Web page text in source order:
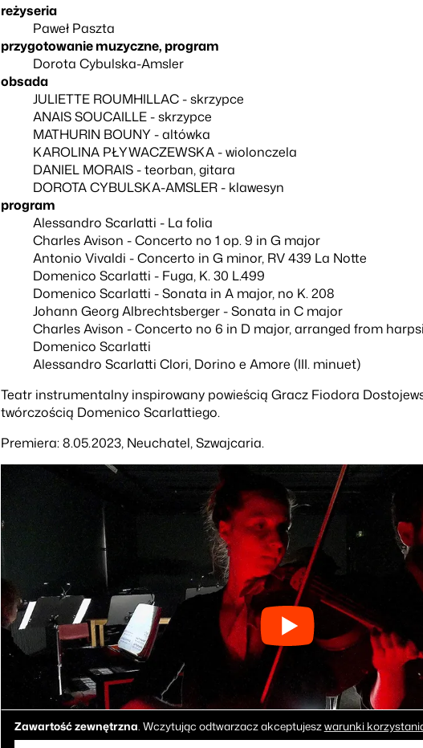
reżyseria
Paweł Paszta
przygotowanie muzyczne, program
Dorota Cybulska-Amsler
obsada
JULIETTE ROUMHILLAC - skrzypce
ANAIS SOUCAILLE - skrzypce
MATHURIN BOUNY - altówka
KAROLINA PŁYWACZEWSKA - wiolonczela
DANIEL MORAIS - teorban, gitara
DOROTA CYBULSKA-AMSLER - klawesyn
program
Alessandro Scarlatti - La folia
Charles Avison - Concerto no 1 op. 9 in G major
Antonio Vivaldi - Concerto in G minor, RV 439 La Notte
Domenico Scarlatti - Fuga, K. 30 L.499
Domenico Scarlatti - Sonata in A major, no K. 208
Johann Georg Albrechtsberger - Sonata in C major
Charles Avison - Concerto no 6 in D major, arranged from
Domenico Scarlatti
Alessandro Scarlatti Clori, Dorino e Amore (III. minuet)
Teatr instrumentalny inspirowany powieścią Gracz Fiodora
twórczością Domenico Scarlattiego.
Premiera: 8.05.2023, Neuchatel, Szwajcaria.
Zawartość zewnętrzna. Wczytując odtwarzacz akceptujeszwarunki